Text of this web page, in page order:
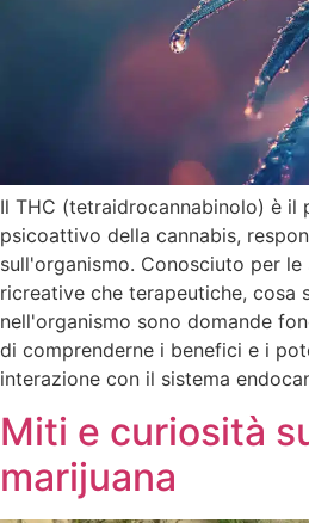
Il THC (tetraidrocannabinolo) è il
psicoattivo della cannabis,
sull'organismo. Conosciuto per le
ricreative che terapeutiche, cosa
nell'organismo sono domande
di comprenderne i benefici e i
interazione con il sistema
Miti e curiosità
marijuana